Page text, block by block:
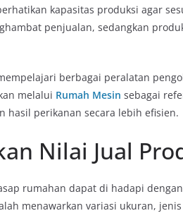
kapasitas produksi agar
penjualan, sedangkan
berbagai peralatan
melalui Rumah Mesin sebagai
hasil perikanan secara lebih efisien.
Nilai Jual
rumahan dapat di hadapi
menawarkan variasi ukuran,